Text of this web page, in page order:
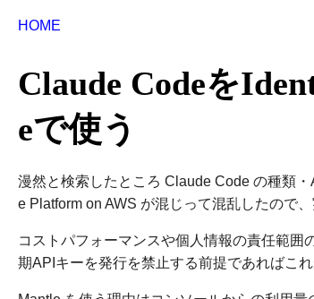
HOME
Claude Codeを
eで使う
漫然と検索したところ Claude Code の種類
e Platform on AWS が混じって混乱したので
コストパフォーマンスや個人情報の責任範
期APIキーを発行を禁止する前提であればこれ